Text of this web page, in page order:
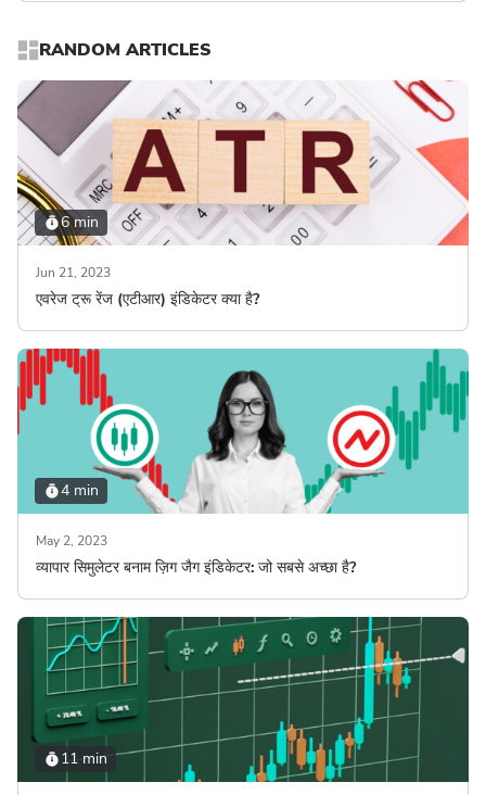
RANDOM ARTICLES
6 min
Jun 21, 2023
एवरेज ट्रू रेंज (एटीआर) इंडिकेटर क्या है?
4 min
May 2, 2023
व्यापार सिमुलेटर बनाम ज़िग जैग इंडिकेटर: जो सबसे अच्छा है?
11 min